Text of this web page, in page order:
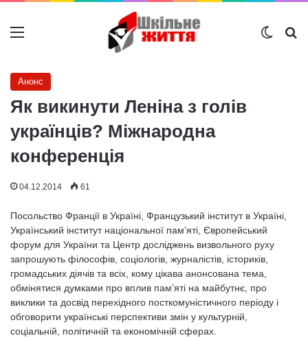
Меню
Анонс
Як викинути Леніна з голів
українців? Міжнародна
конференція
04.12.2014 61
Посольство Франції в Україні, Французький інститут в Україні,
Український інститут національної пам’яті, Європейський
форум для України та Центр досліджень визвольного руху
запрошують філософів, соціологів, журналістів, істориків,
громадських діячів та всіх, кому цікава анонсована тема,
обмінятися думками про вплив пам’яті на майбутнє, про
виклики та досвід перехідного посткомуністичного періоду і
обговорити українські перспективи змін у культурній,
соціальній, політичній та економічній сферах.